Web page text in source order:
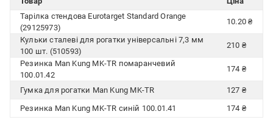
Тарілка стендова Eurotarget Standard Orange
(29125973)
10.20 ₴
Кульки сталеві для рогатки універсальні 7,3 мм
100 шт. (510593)
210 ₴
Резинка Man Kung MK-TR помаранчевий
100.01.42
174 ₴
Гумка для рогатки Man Kung MK-TR
127 ₴
Резинка Man Kung MK-TR синій 100.01.41
174 ₴